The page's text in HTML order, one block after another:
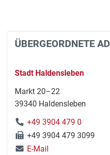
ÜBERGEORDNETE
Stadt Haldensleben
Markt 20–22
39340 Haldensleben
+49 3904 479 0
+49 3904 479 3099
E-Mail